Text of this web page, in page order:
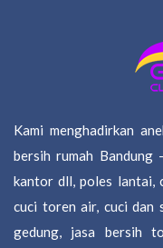
Kami menghadirkan
bersih rumah
kantor dll, poles lantai,
cuci toren air, cuci dan
gedung, jasa bersih